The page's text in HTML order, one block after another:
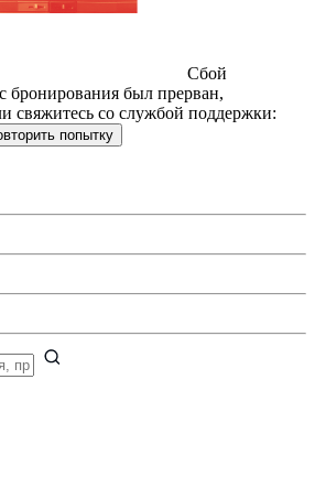
Сбой
бронирования был прерван,
свяжитесь со службой поддержки:
попытку